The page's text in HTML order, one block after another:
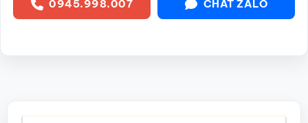
0945.998.007 CHAT ZALO